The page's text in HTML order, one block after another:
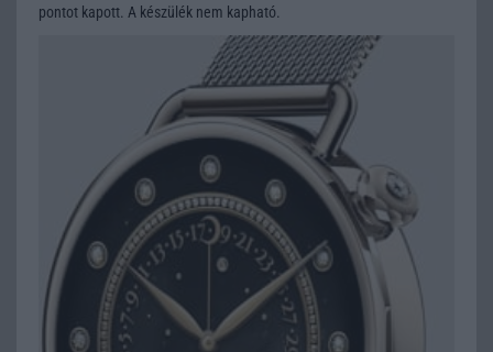
pontot kapott. A készülék nem kapható.